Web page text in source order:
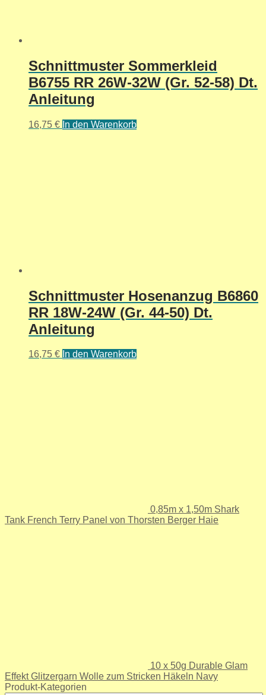
Schnittmuster Sommerkleid
B6755 RR 26W-32W (Gr. 52-58) Dt.
Anleitung
16,75 € In den Warenkorb
Schnittmuster Hosenanzug B6860
RR 18W-24W (Gr. 44-50) Dt.
Anleitung
16,75 € In den Warenkorb
0,85m x 1,50m Shark
Tank French Terry Panel von Thorsten Berger Haie
10 x 50g Durable Glam
Effekt Glitzergarn Wolle zum Stricken Häkeln Navy
Produkt-Kategorien